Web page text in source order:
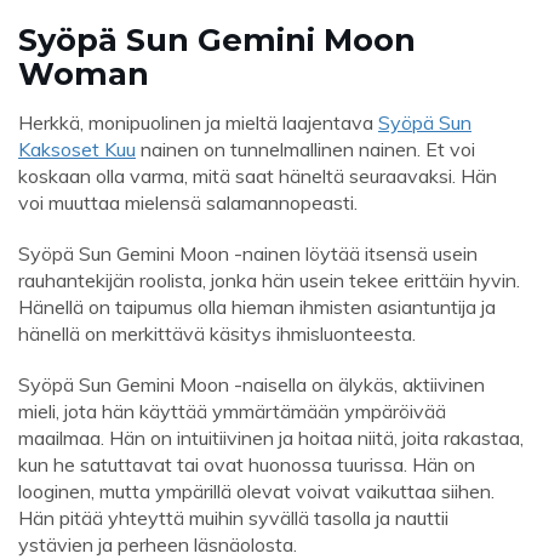
Syöpä Sun Gemini Moon
Woman
Herkkä, monipuolinen ja mieltä laajentava Syöpä Sun
Kaksoset Kuu nainen on tunnelmallinen nainen. Et voi
koskaan olla varma, mitä saat häneltä seuraavaksi. Hän
voi muuttaa mielensä salamannopeasti.
Syöpä Sun Gemini Moon -nainen löytää itsensä usein
rauhantekijän roolista, jonka hän usein tekee erittäin hyvin.
Hänellä on taipumus olla hieman ihmisten asiantuntija ja
hänellä on merkittävä käsitys ihmisluonteesta.
Syöpä Sun Gemini Moon -naisella on älykäs, aktiivinen
mieli, jota hän käyttää ymmärtämään ympäröivää
maailmaa. Hän on intuitiivinen ja hoitaa niitä, joita rakastaa,
kun he satuttavat tai ovat huonossa tuurissa. Hän on
looginen, mutta ympärillä olevat voivat vaikuttaa siihen.
Hän pitää yhteyttä muihin syvällä tasolla ja nauttii
ystävien ja perheen läsnäolosta.